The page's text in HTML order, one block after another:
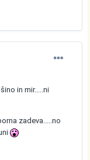
in mir.....ni
zadeva.....no